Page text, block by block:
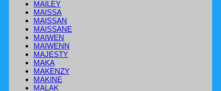
MAILEY
MAISSA
MAISSAN
MAISSANE
MAIWEN
MAIWENN
MAJESTY
MAKA
MAKENZY
MAKINE
MALAK